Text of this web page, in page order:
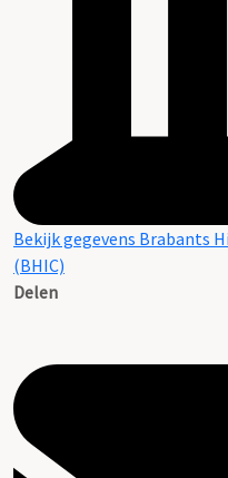
Bekijk gegevens Brabants
(BHIC)
Delen